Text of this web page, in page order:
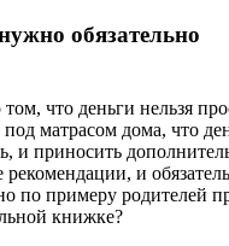
обязательно
что деньги нельзя
под матрасом дома, что
и приносить
и
по примеру родителей
книжке?